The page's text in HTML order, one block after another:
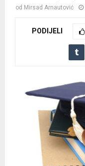
od Mirsad Arnautović
PODIJELI